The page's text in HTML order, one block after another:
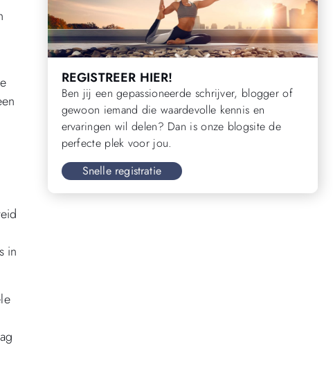
in
REGISTREER HIER!
Ben jij een gepassioneerde schrijver, blogger of
gewoon iemand die waardevolle kennis en
ervaringen wil delen? Dan is onze blogsite de
perfecte plek voor jou.
Snelle registratie